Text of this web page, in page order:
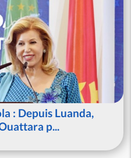
: Depuis Luanda,
p...